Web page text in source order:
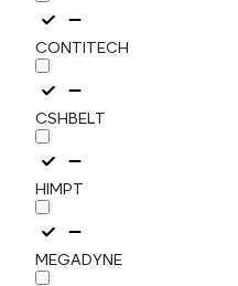
CONTITECH
CSHBELT
HIMPT
MEGADYNE